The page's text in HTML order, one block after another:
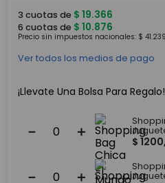
3 cuotas de $ 19.366
6 cuotas de $ 10.876
Precio sin impuestos nacionales: $ 41.
Ver todos los medios de pago
¡Llevate Una Bolsa Para Regalo!
＋
－
$ 1200,
＋
－